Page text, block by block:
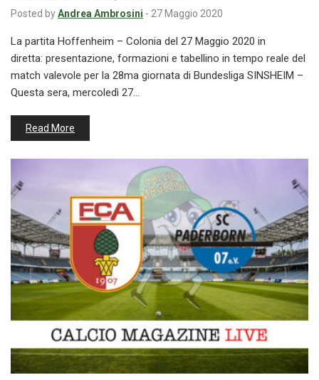
Posted byAndrea Ambrosini - 27 Maggio 2020
La partita Hoffenheim – Colonia del 27 Maggio 2020 in
diretta: presentazione, formazioni e tabellino in tempo reale del
match valevole per la 28ma giornata di Bundesliga SINSHEIM –
Questa sera, mercoledì 27…
Read More